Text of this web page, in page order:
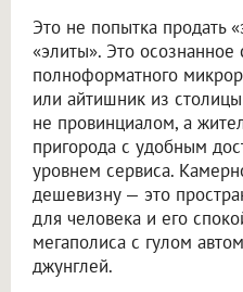
Это не попытка продать
«элиты». Это осознанное
полноформатного
или айтишник из столицы
не провинциалом, а
пригорода с удобным
уровнем сервиса.
дешевизну — это
для человека и его
мегаполиса с гулом
джунглей.